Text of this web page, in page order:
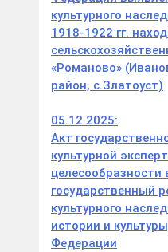
культурного
1918-1922 гг.
«Романово»
район, с.Златоуст)
05.12.2025:
Акт
культурной
государственный
культурного
истории и
Федерации